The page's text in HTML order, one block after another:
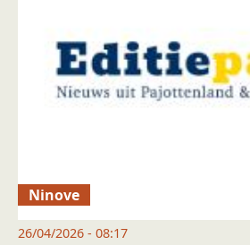
Ninove
26/04/2026 - 08:17